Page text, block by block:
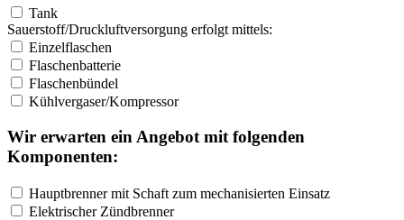
Tank
Sauerstoff­/Druckluftversorgung erfolgt mittels:
Einzelflaschen
Flaschenbatterie
Flaschenbündel
Kühlvergaser­/Kompressor
Wir erwarten ein Angebot mit folgenden
Komponenten:
Hauptbrenner mit Schaft zum mechanisierten Einsatz
Elektrischer Zündbrenner